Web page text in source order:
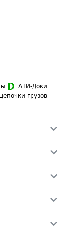
АТИ-Доки
Цепочки грузов